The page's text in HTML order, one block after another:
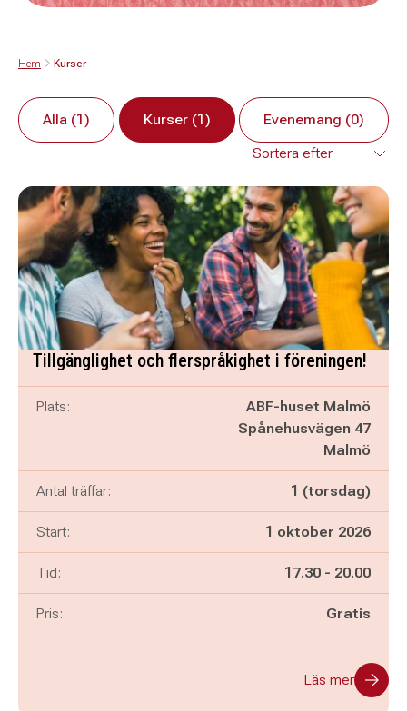
Hem Kurser
Alla (1) Kurser (1) Evenemang (0)
Tillgänglighet och flerspråkighet i föreningen!
Plats:
ABF-huset Malmö
Spånehusvägen 47
Malmö
Antal träffar: 1 (torsdag)
Start: 1 oktober 2026
Tid: Pågår mellan
17.30 - och
20.00
Pris: Gratis
Läs mer